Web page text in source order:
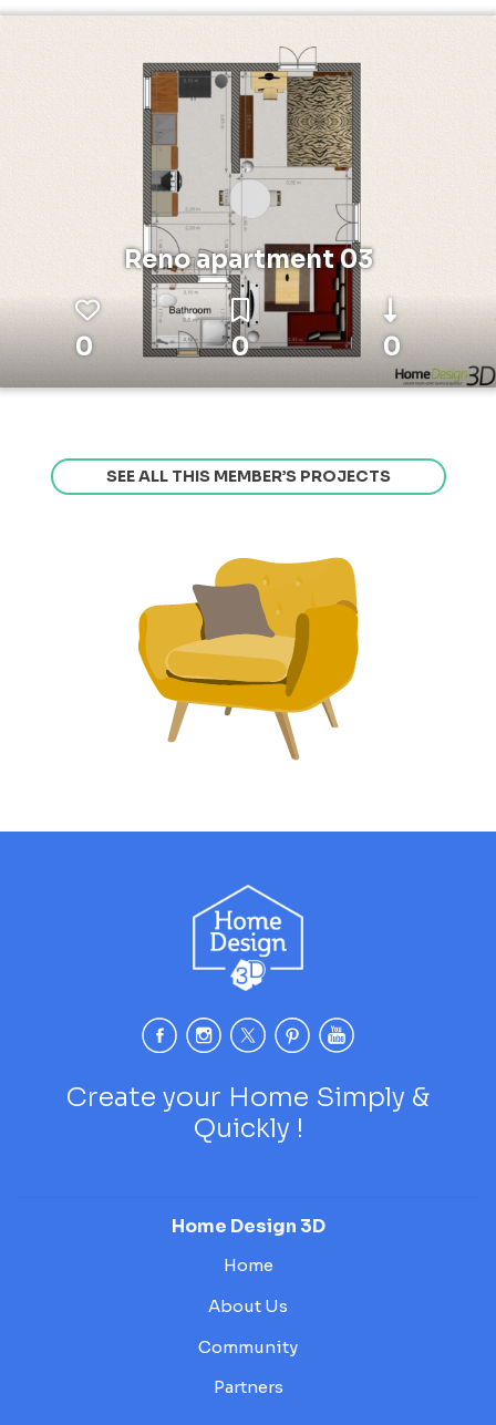
Reno apartment 03
0 0 0
SEE ALL THIS MEMBER’S PROJECTS
Create your Home Simply &
Quickly !
Home Design 3D
Home
About Us
Community
Partners